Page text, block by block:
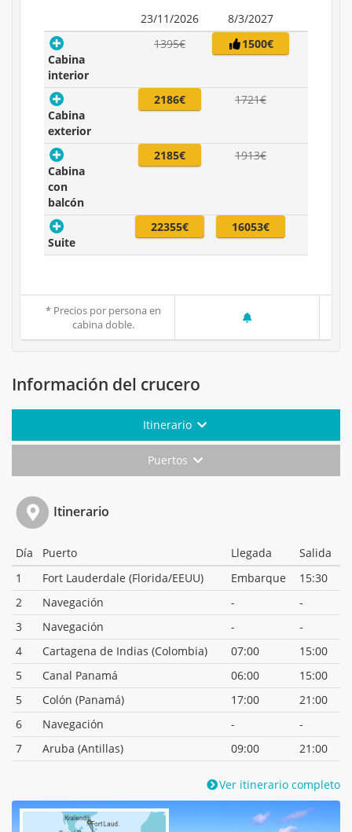
23/11/2026 8/3/2027
Cabina
interior
1395€ 1500€
Cabina
exterior
2186€ 1721€
Cabina
con
balcón
2185€ 1913€
Suite
22355€ 16053€
* Precios por persona en
cabina doble.
Información del crucero
Itinerario
Puertos
Itinerario
Día Puerto Llegada
Salida
1
Fort Lauderdale (Florida/EEUU) Embarque
15:30
2
Navegación -
-
3
Navegación -
-
4
Cartagena de Indias (Colombia) 07:00
15:00
5
Canal Panamá 06:00
15:00
5
Colón (Panamá) 17:00
21:00
6
Navegación -
-
7
Aruba (Antillas) 09:00 21:00
Ver itinerario completo